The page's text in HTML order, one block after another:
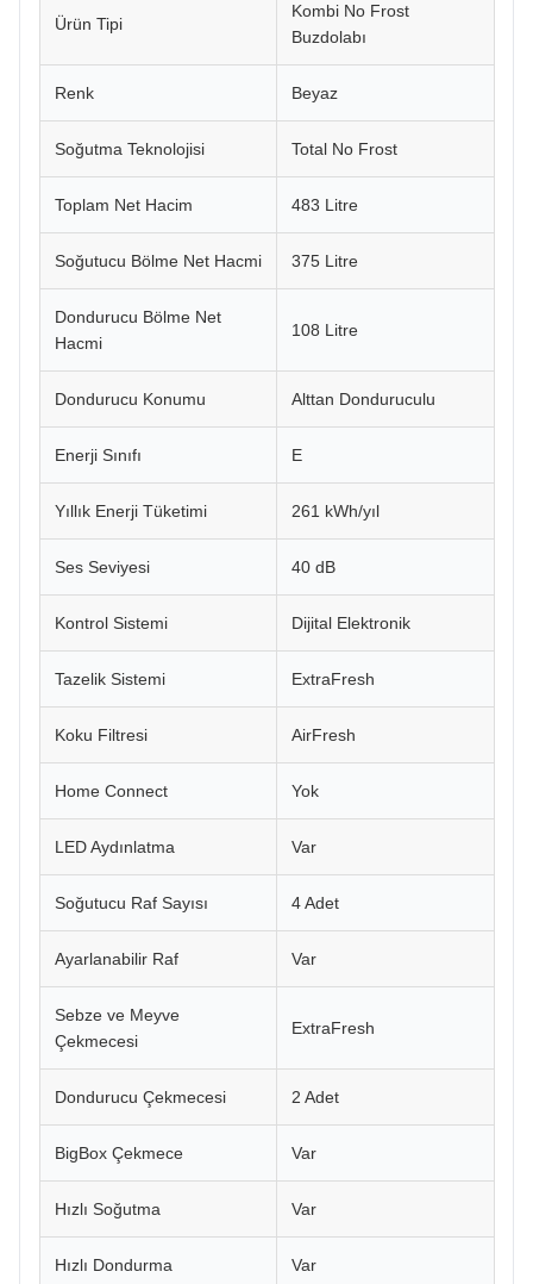
Ürün Tipi
Kombi No Frost
Buzdolabı
Renk Beyaz
Soğutma Teknolojisi Total No Frost
Toplam Net Hacim 483 Litre
Soğutucu Bölme Net Hacmi 375 Litre
Dondurucu Bölme Net
Hacmi
108 Litre
Dondurucu Konumu Alttan Donduruculu
Enerji Sınıfı E
Yıllık Enerji Tüketimi 261 kWh/yıl
Ses Seviyesi 40 dB
Kontrol Sistemi Dijital Elektronik
Tazelik Sistemi ExtraFresh
Koku Filtresi AirFresh
Home Connect Yok
LED Aydınlatma Var
Soğutucu Raf Sayısı 4 Adet
Ayarlanabilir Raf Var
Sebze ve Meyve
Çekmecesi
ExtraFresh
Dondurucu Çekmecesi 2 Adet
BigBox Çekmece Var
Hızlı Soğutma Var
Hızlı Dondurma Var